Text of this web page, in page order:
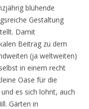
blühende
Gestaltung
Damit
Beitrag zu dem
(ja weltweiten)
in einem recht
Oase für die
es sich lohnt, auch
Gärten in